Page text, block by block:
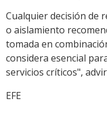
Cualquier decisión de
o aislamiento
tomada en
considera esencial
servicios críticos",
EFE